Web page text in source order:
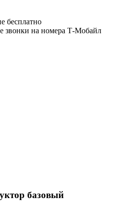
бесплатно
звонки на номера Т-Мобайл
базовый